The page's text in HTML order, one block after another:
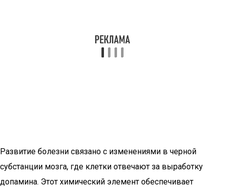
Развитие болезни связано с изменениями в черной
субстанции мозга, где клетки отвечают за выработку
допамина. Этот химический элемент обеспечивает